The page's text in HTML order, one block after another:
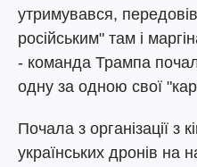
утримувався,
російським" там і
- команда Трампа
одну за одною свої
Почала з організації з
українських дронів на